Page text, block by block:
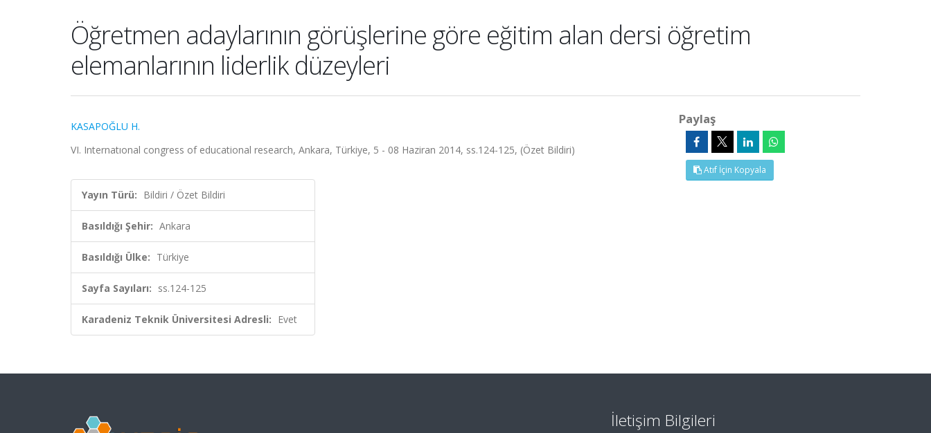
Öğretmen adaylarının görüşlerine göre eğitim alan dersi öğretim
elemanlarının liderlik düzeyleri
KASAPOĞLU H.
VI. Internatıonal congress of educational research, Ankara, Türkiye, 5 - 08 Haziran 2014, ss.124-125, (Özet Bildiri)
Yayın Türü: Bildiri / Özet Bildiri
Basıldığı Şehir: Ankara
Basıldığı Ülke: Türkiye
Sayfa Sayıları: ss.124-125
Karadeniz Teknik Üniversitesi Adresli: Evet
Paylaş
Atıf İçin Kopyala
İletişim Bilgileri